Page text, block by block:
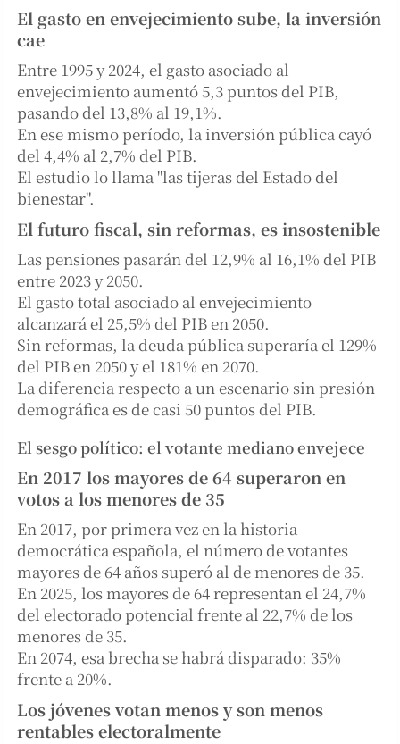
El gasto en envejecimiento sube, la inversión
cae
Entre 1995 y 2024, el gasto asociado al
envejecimiento aumentó 5,3 puntos del PIB,
pasando del 13,8% al 19,1%.
En ese mismo período, la inversión pública cayó
del 4,4% al 2,7% del PIB.
El estudio lo llama "las tijeras del Estado del
bienestar".
El futuro fiscal, sin reformas, es insostenible
Las pensiones pasarán del 12,9% al 16,1% del PIB
entre 2023 y 2050.
El gasto total asociado al envejecimiento
alcanzará el 25,5% del PIB en 2050.
Sin reformas, la deuda pública superaría el 129%
del PIB en 2050 y el 181% en 2070.
La diferencia respecto a un escenario sin presión
demográfica es de casi 50 puntos del PIB.
El sesgo político: el votante mediano envejece
En 2017 los mayores de 64 superaron en
votos a los menores de 35
En 2017, por primera vez en la historia
democrática española, el número de votantes
mayores de 64 años superó al de menores de 35.
En 2025, los mayores de 64 representan el 24,7%
del electorado potencial frente al 22,7% de los
menores de 35.
En 2074, esa brecha se habrá disparado: 35%
frente a 20%.
Los jóvenes votan menos y son menos
rentables electoralmente